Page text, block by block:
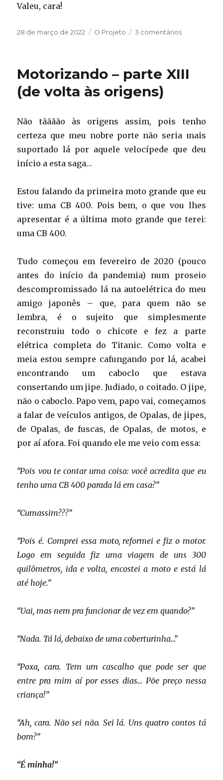
Valeu, cara!
Publicado
28 de março de 2022 Categorias
O Projeto 3 comentáriosem
Motorizando – parte XIII
(de volta às origens)
Não tãããão às origens assim, pois tenho
certeza que meu nobre porte não seria mais
suportado lá por aquele velocípede que deu
início a esta saga…
Estou falando da primeira moto grande que eu
tive: uma CB 400. Pois bem, o que vou lhes
apresentar é a última moto grande que terei:
uma CB 400.
Tudo começou em fevereiro de 2020 (pouco
antes do início da pandemia) num proseio
descompromissado lá na autoelétrica do meu
amigo japonês – que, para quem não se
lembra, é o sujeito que simplesmente
reconstruiu todo o chicote e fez a parte
elétrica completa do Titanic. Como volta e
meia estou sempre cafungando por lá, acabei
encontrando um caboclo que estava
consertando um jipe. Judiado, o coitado. O jipe,
não o caboclo. Papo vem, papo vai, começamos
a falar de veículos antigos, de Opalas, de jipes,
de Opalas, de fuscas, de Opalas, de motos, e
por aí afora. Foi quando ele me veio com essa:
“Pois vou te contar uma coisa: você acredita que eu
tenho uma CB 400 parada lá em casa?”
“Cumassim???”
“Pois é. Comprei essa moto, reformei e fiz o motor.
Logo em seguida fiz uma viagem de uns 300
quilômetros, ida e volta, encostei a moto e está lá
até hoje.”
“Uai, mas nem pra funcionar de vez em quando?”
“Nada. Tá lá, debaixo de uma coberturinha…”
“Poxa, cara. Tem um cascalho que pode ser que
entre pra mim aí por esses dias… Põe preço nessa
criança!”
“Ah, cara. Não sei não. Sei lá. Uns quatro contos tá
bom?”
“É minha!”